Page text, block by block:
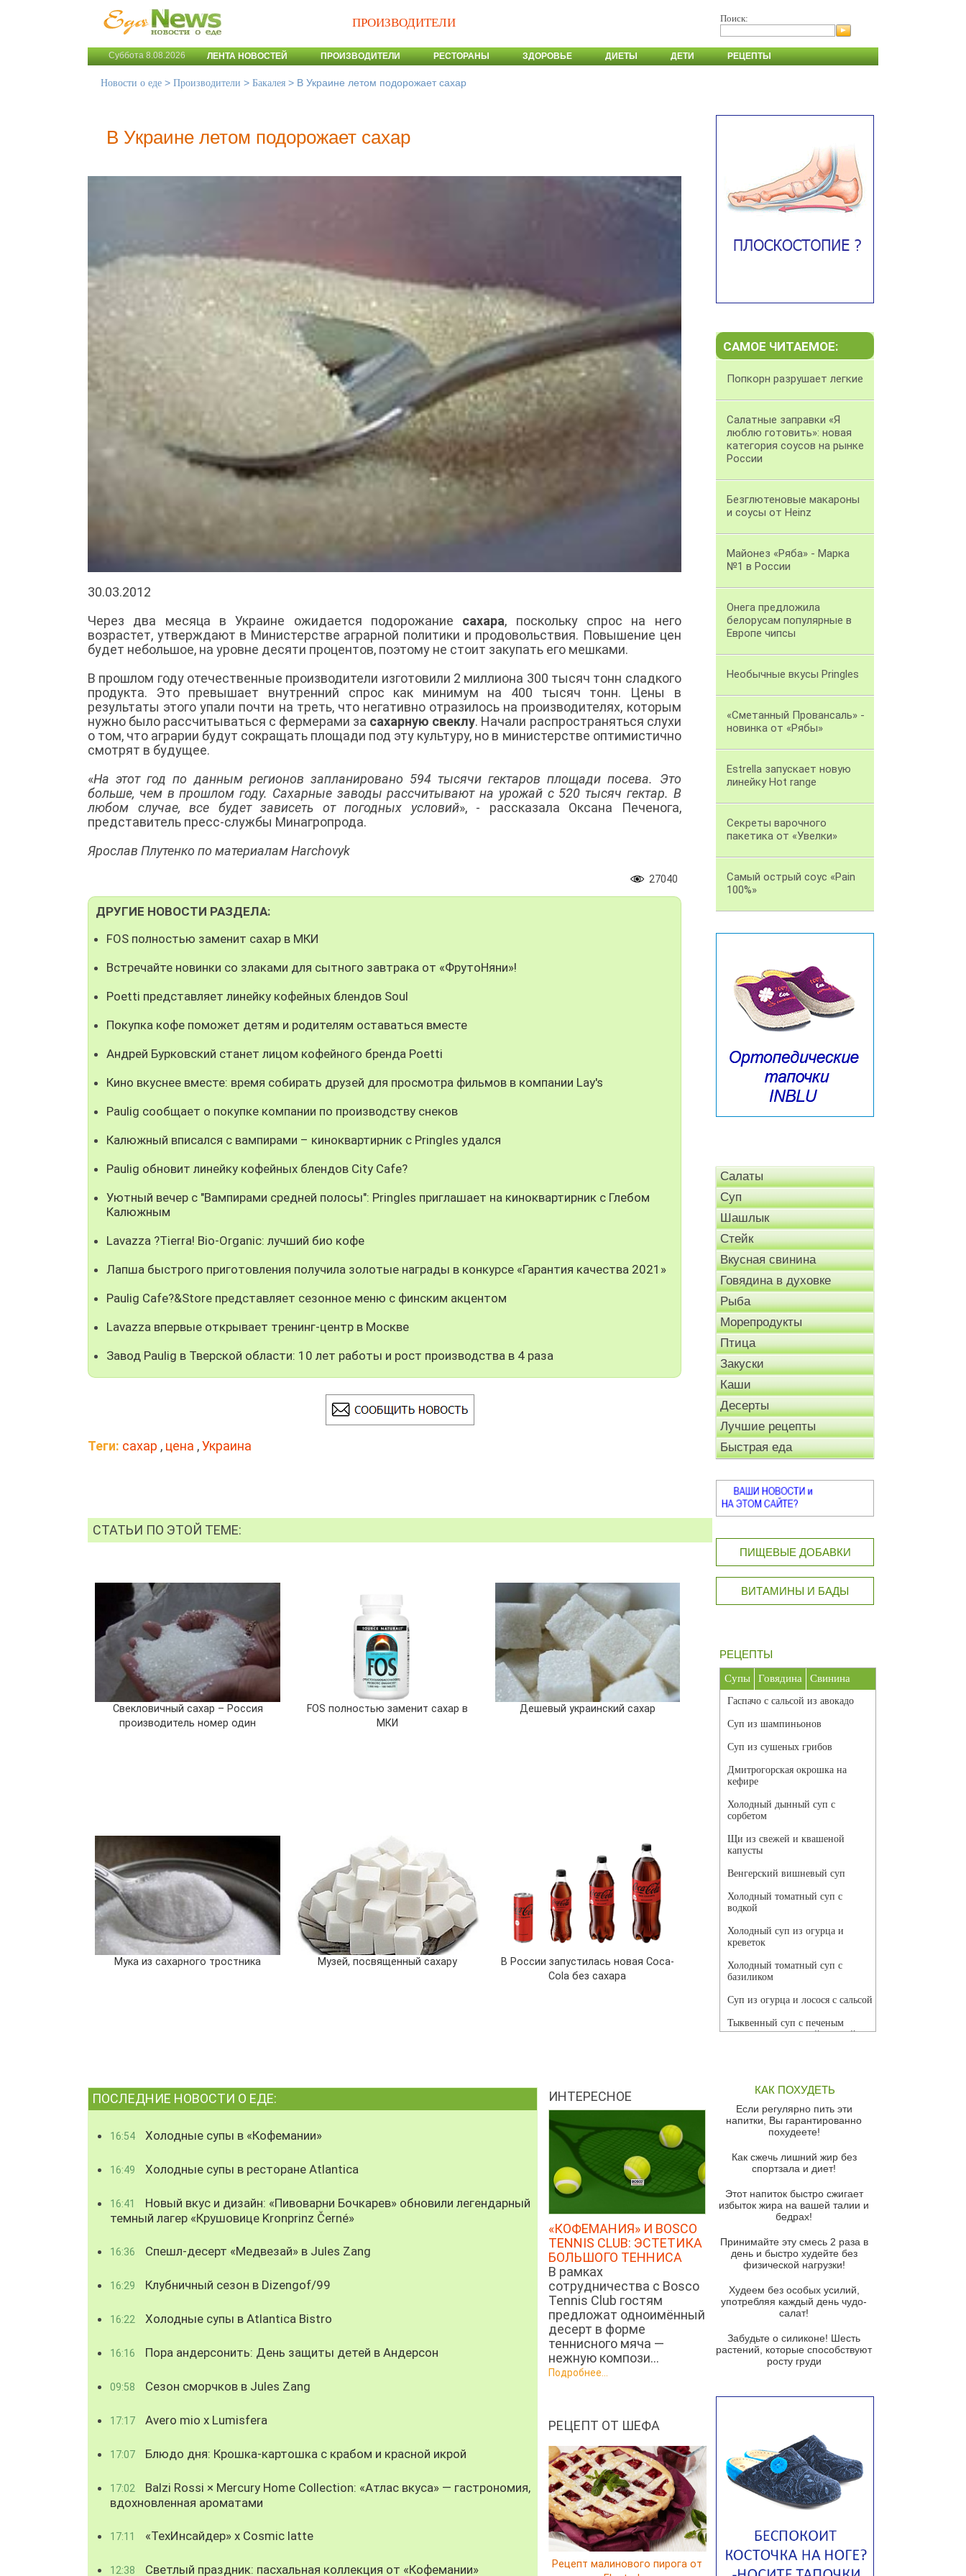
ПРОИЗВОДИТЕЛИ Поиск:
Суббота 8.08.2026 ЛЕНТА НОВОСТЕЙ ПРОИЗВОДИТЕЛИ РЕСТОРАНЫ ЗДОРОВЬЕ ДИЕТЫ ДЕТИ РЕЦЕПТЫ
Новости о еде > Производители > Бакалея > В Украине летом подорожает сахар
В Украине летом подорожает сахар
30.03.2012
Через два месяца в Украине ожидается подорожание сахара, поскольку спрос на него
возрастет, утверждают в Министерстве аграрной политики и продовольствия. Повышение цен
будет небольшое, на уровне десяти процентов, поэтому не стоит закупать его мешками.
В прошлом году отечественные производители изготовили 2 миллиона 300 тысяч тонн сладкого
продукта. Это превышает внутренний спрос как минимум на 400 тысяч тонн. Цены в
результаты этого упали почти на треть, что негативно отразилось на производителях, которым
нужно было рассчитываться с фермерами за сахарную свеклу. Начали распространяться слухи
о том, что аграрии будут сокращать площади под эту культуру, но в министерстве оптимистично
смотрят в будущее.
«На этот год по данным регионов запланировано 594 тысячи гектаров площади посева. Это
больше, чем в прошлом году. Сахарные заводы рассчитывают на урожай с 520 тысяч гектар. В
любом случае, все будет зависеть от погодных условий», - рассказала Оксана Печенога,
представитель пресс-службы Минагропрода.
Ярослав Плутенко по материалам Harchovyk
27040
ДРУГИЕ НОВОСТИ РАЗДЕЛА:
FOS полностью заменит сахар в МКИ
Встречайте новинки со злаками для сытного завтрака от «ФрутоНяни»!
Poetti представляет линейку кофейных блендов Soul
Покупка кофе поможет детям и родителям оставаться вместе
Андрей Бурковский станет лицом кофейного бренда Poetti
Кино вкуснее вместе: время собирать друзей для просмотра фильмов в компании Lay's
Paulig сообщает о покупке компании по производству снеков
Калюжный вписался с вампирами – киноквартирник с Pringles удался
Paulig обновит линейку кофейных блендов City Cafe?
Уютный вечер с "Вампирами средней полосы": Pringles приглашает на киноквартирник с Глебом
Калюжным
Lavazza ?Tierra! Bio-Organic: лучший био кофе
Лапша быстрого приготовления получила золотые награды в конкурсе «Гарантия качества 2021»
Paulig Cafe?&Store представляет сезонное меню с финским акцентом
Lavazza впервые открывает тренинг-центр в Москве
Завод Paulig в Тверской области: 10 лет работы и рост производства в 4 раза
Теги: сахар , цена ,Украина
СТАТЬИ ПО ЭТОЙ ТЕМЕ:
Свекловичный сахар – Россия
производитель номер один
FOS полностью заменит сахар в
МКИ
Дешевый украинский сахар
Мука из сахарного тростника Музей, посвященный сахару
В России запустилась новая Coca-
Cola без сахара
ПОСЛЕДНИЕ НОВОСТИ О ЕДЕ:
16:54 Холодные супы в «Кофемании»
16:49 Холодные супы в ресторане Atlantica
16:41
Новый вкус и дизайн: «Пивоварни Бочкарев» обновили легендарный
темный лагер «Крушовице Kronprinz Černé»
16:36 Спешл-десерт «Медвезай» в Jules Zang
16:29 Клубничный сезон в Dizengof/99
16:22 Холодные супы в Atlantica Bistro
16:16 Пора андерсонить: День защиты детей в Андерсон
09:58 Сезон сморчков в Jules Zang
17:17 Avero mio x Lumisfera
17:07 Блюдо дня: Крошка-картошка с крабом и красной икрой
17:02
Balzi Rossi × Mercury Home Collection: «Атлас вкуса» — гастрономия,
вдохновленная ароматами
17:11 «ТехИнсайдер» х Cosmic latte
12:38 Светлый праздник: пасхальная коллекция от «Кофемании»
ИНТЕРЕСНОЕ
«КОФЕМАНИЯ» И BOSCO
TENNIS CLUB: ЭСТЕТИКА
БОЛЬШОГО ТЕННИСА
В рамках
сотрудничества с Bosco
Tennis Club гостям
предложат одноимённый
десерт в форме
теннисного мяча —
нежную компози...
Подробнее...
РЕЦЕПТ ОТ ШЕФА
Рецепт малинового пирога от
САМОЕ ЧИТАЕМОЕ:
Попкорн разрушает легкие
Салатные заправки «Я
люблю готовить»: новая
категория соусов на рынке
России
Безглютеновые макароны
и соусы от Heinz
Майонез «Ряба» - Марка
№1 в России
Онега предложила
белорусам популярные в
Европе чипсы
Необычные вкусы Pringles
«Сметанный Провансаль» -
новинка от «Рябы»
Estrella запускает новую
линейку Hot range
Секреты варочного
пакетика от «Увелки»
Самый острый соус «Pain
100%»
Салаты
Суп
Шашлык
Стейк
Вкусная свинина
Говядина в духовке
Рыба
Морепродукты
Птица
Закуски
Каши
Десерты
Лучшие рецепты
Быстрая еда
ПИЩЕВЫЕ ДОБАВКИ
ВИТАМИНЫ И БАДЫ
РЕЦЕПТЫ
Супы Говядина Свинина
Гаспачо с сальсой из авокадо
Суп из шампиньонов
Суп из сушеных грибов
Дмитрогорская окрошка на
кефире
Холодный дынный суп с
сорбетом
Щи из свежей и квашеной
капусты
Венгерский вишневый суп
Холодный томатный суп с
водкой
Холодный суп из огурца и
креветок
Холодный томатный суп с
базиликом
Суп из огурца и лосося с сальсой
Тыквенный суп с печеным
чесноком и томатной сальсой
красного перца
Парижский луковый суп
Суп из спаржи и горошка с
Суп-крем из цветной капусты
Французский луковый суп
Суп из баклажанов с моцареллой
Грибной крем-суп с кростини с
козьим сыром
Суп мисо с зеленым луком и
тофу
из рукколы
Португальский чесночный суп с
Ирландский картофельный суп
Суп из пастернака
Пряный морковный суп во время
зимних холодов
Американский суп из красной
фасоли с сальсой гуакамоле
КАК ПОХУДЕТЬ
Если регулярно пить эти
напитки, Вы гарантированно
похудеете!
Как сжечь лишний жир без
спортзала и диет!
Этот напиток быстро сжигает
избыток жира на вашей талии и
бедрах!
Принимайте эту смесь 2 раза в
день и быстро худейте без
физической нагрузки!
Худеем без особых усилий,
употребляя каждый день чудо-
салат!
Забудьте о силиконе! Шесть
растений, которые способствуют
росту груди